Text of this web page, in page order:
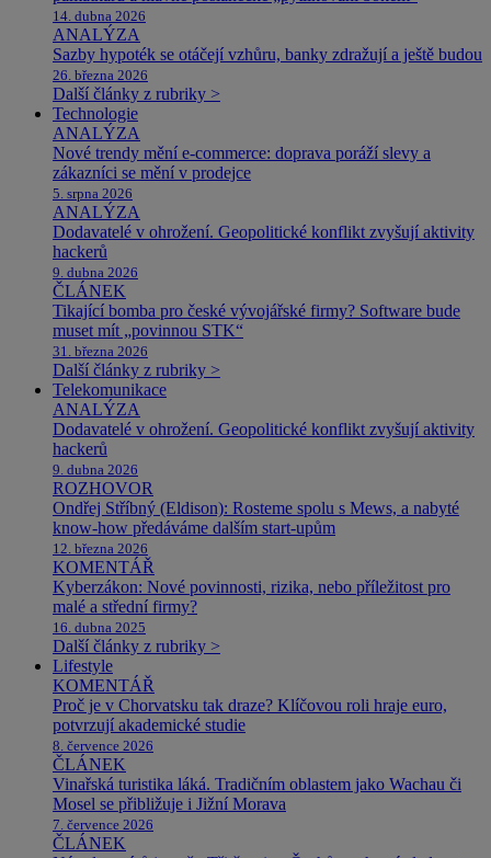
14. dubna 2026
ANALÝZA
Sazby hypoték se otáčejí vzhůru, banky zdražují a ještě budou
26. března 2026
Další články z rubriky >
Technologie
ANALÝZA
Nové trendy mění e-commerce: doprava poráží slevy a
zákazníci se mění v prodejce
5. srpna 2026
ANALÝZA
Dodavatelé v ohrožení. Geopolitické konflikt zvyšují aktivity
hackerů
9. dubna 2026
ČLÁNEK
Tikající bomba pro české vývojářské firmy? Software bude
muset mít „povinnou STK“
31. března 2026
Další články z rubriky >
Telekomunikace
ANALÝZA
Dodavatelé v ohrožení. Geopolitické konflikt zvyšují aktivity
hackerů
9. dubna 2026
ROZHOVOR
Ondřej Stříbný (Eldison): Rosteme spolu s Mews, a nabyté
know-how předáváme dalším start-upům
12. března 2026
KOMENTÁŘ
Kyberzákon: Nové povinnosti, rizika, nebo příležitost pro
malé a střední firmy?
16. dubna 2025
Další články z rubriky >
Lifestyle
KOMENTÁŘ
Proč je v Chorvatsku tak draze? Klíčovou roli hraje euro,
potvrzují akademické studie
8. července 2026
ČLÁNEK
Vinařská turistika láká. Tradičním oblastem jako Wachau či
Mosel se přibližuje i Jižní Morava
7. července 2026
ČLÁNEK